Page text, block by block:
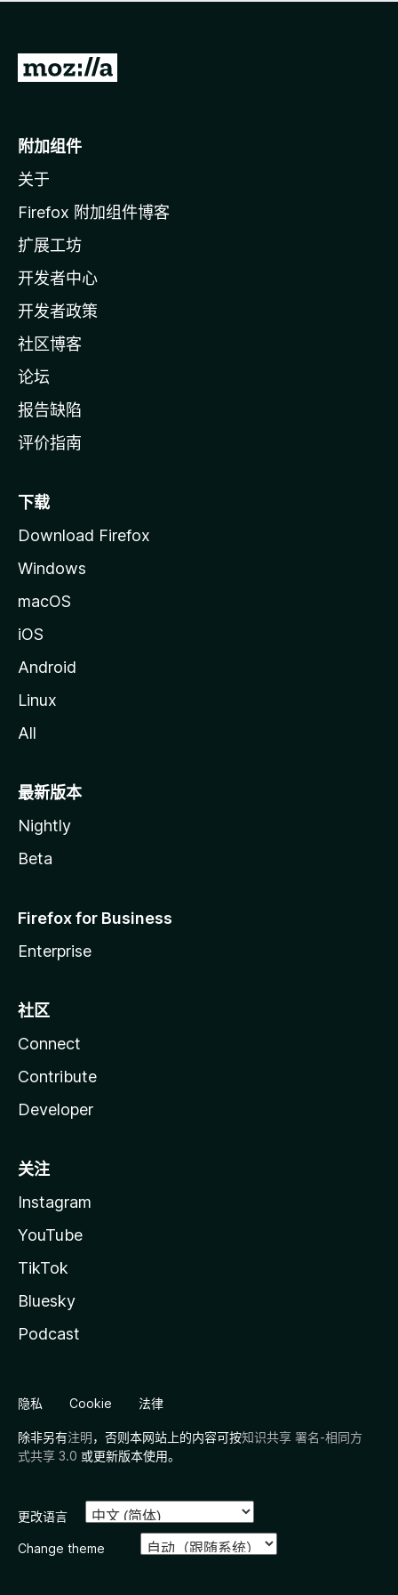
无
转
o
i
l
a
主
页
附加组件
关于
Firefox 附加组件博客
扩展工坊
开发者中心
开发者政策
社区博客
论坛
报告缺陷
评价指南
下载
Download Firefox
Windows
macOS
iOS
Android
Linux
All
最新版本
Nightly
Beta
Firefox for Business
Enterprise
社区
Connect
Contribute
Developer
关注
Instagram
YouTube
TikTok
Bluesky
Podcast
隐私 Cookie 法律
除非另有注明，否则本网站上的内容可按知识共享 署名-相同方
式共享 3.0 或更新版本使用。
更改语言
Change theme